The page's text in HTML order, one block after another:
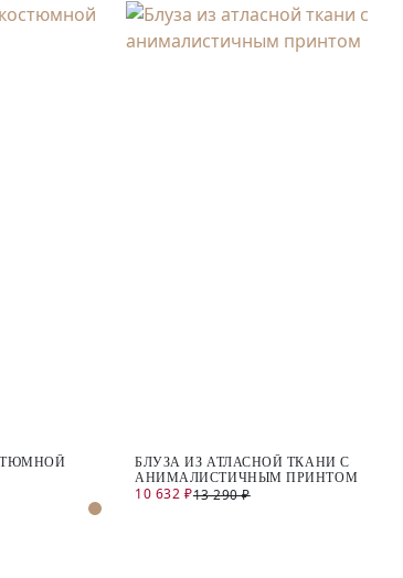
БЛУЗА ИЗ АТЛАСНОЙ ТКАНИ С
АНИМАЛИСТИЧНЫМ ПРИНТОМ
10 632 ₽13 290 ₽